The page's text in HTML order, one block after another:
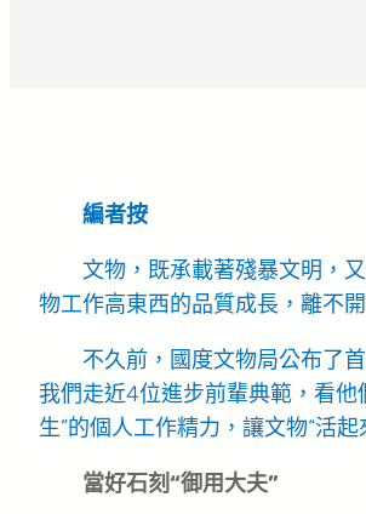
編者按
文物，既承載著殘暴文明，
物工作高東西的品質成長，離不
不久前，國度文物局公布了
我們走近4位進步前輩典範，看
生”的個人工作精力，讓文物“活起
當好石刻“御用大夫”